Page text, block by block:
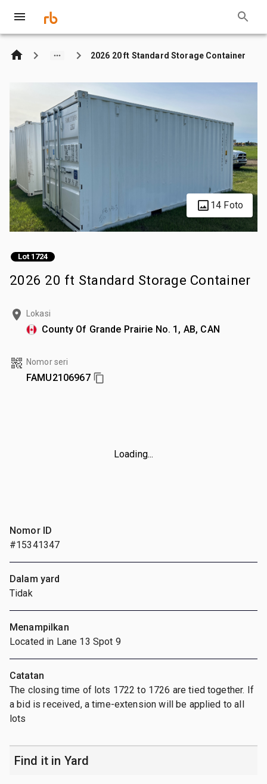
2026 20 ft Standard Storage Container
14 Foto
Lot 1724
2026 20 ft Standard Storage Container
Lokasi
County Of Grande Prairie No. 1, AB, CAN
Nomor seri
FAMU2106967
Loading...
Nomor ID
#15341347
Dalam yard
Tidak
Menampilkan
Located in Lane 13 Spot 9
Catatan
The closing time of lots 1722 to 1726 are tied together. If
a bid is received, a time-extension will be applied to all
lots
Find it in Yard